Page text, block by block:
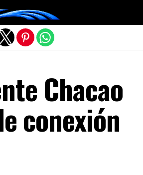
Chacao
conexión
versión móvil